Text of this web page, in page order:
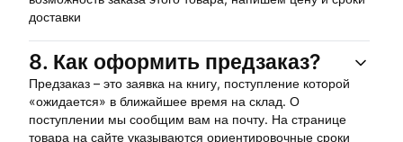
доставки
8. Как оформить предзаказ?
Предзаказ – это заявка на книгу, поступление которой
«ожидается» в ближайшее время на склад. О
поступлении мы сообщим вам на почту. На странице
товара на сайте указываются ориентировочные сроки